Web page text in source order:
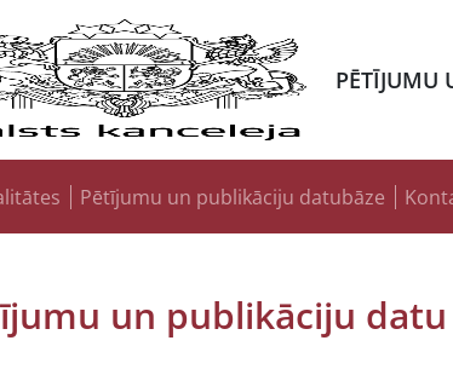
PĒTĪJUMU
Pētījumu un publikāciju datubāze
un publikāciju datu